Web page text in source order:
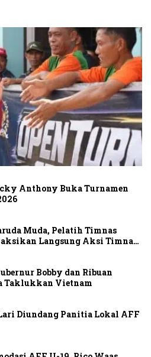
Anthony Buka Turnamen
Muda, Pelatih Timnas
Langsung Aksi Timnas
Bobby dan Ribuan
Taklukkan Vietnam
Diundang Panitia Lokal AFF